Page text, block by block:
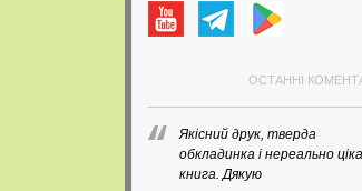
ОСТАННІ
Якісний друк, тверда
обкладинка і нереально
книга. Дякую